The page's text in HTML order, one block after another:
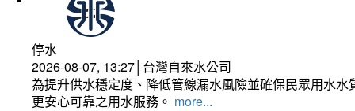
停水
2026-08-07, 13:27│台灣自來水公司
為提升供水穩定度、降低管線漏水風險並確保民眾用水
更安心可靠之用水服務。 more...